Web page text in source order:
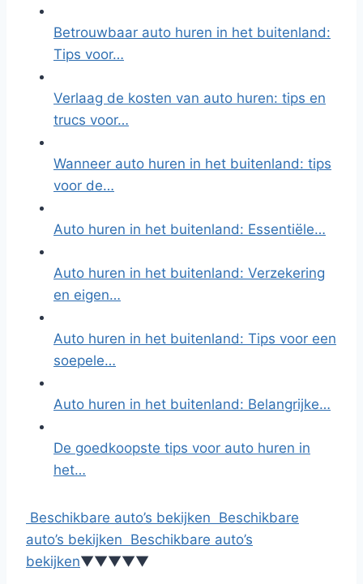
Betrouwbaar auto huren in het buitenland:
Tips voor…
Verlaag de kosten van auto huren: tips en
trucs voor…
Wanneer auto huren in het buitenland: tips
voor de…
Auto huren in het buitenland: Essentiële…
Auto huren in het buitenland: Verzekering
en eigen…
Auto huren in het buitenland: Tips voor een
soepele…
Auto huren in het buitenland: Belangrijke…
De goedkoopste tips voor auto huren in
het…
Beschikbare auto’s bekijken Beschikbare
auto’s bekijken Beschikbare auto’s
bekijken▼▼▼▼▼